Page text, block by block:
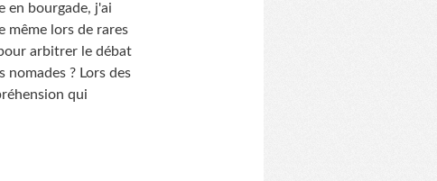
en bourgade, j'ai
lors de rares
arbitrer le débat
? Lors des
qui